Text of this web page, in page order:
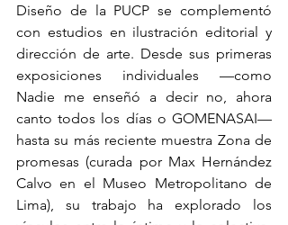
Diseño de la PUCP se complementó
con estudios en ilustración editorial y
dirección de arte. Desde sus primeras
exposiciones individuales —como
Nadie me enseñó a decir no, ahora
canto todos los días o GOMENASAI—
hasta su más reciente muestra Zona de
promesas (curada por Max Hernández
Calvo en el Museo Metropolitano de
Lima), su trabajo ha explorado los